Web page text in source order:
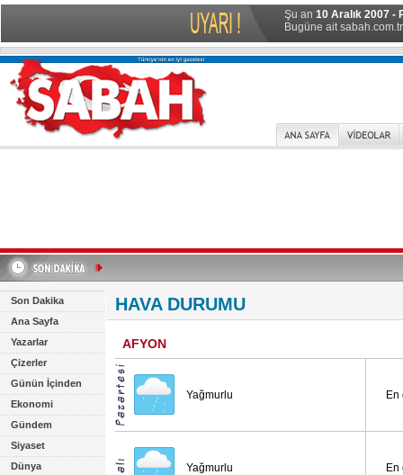
Şu an 10 Aralık 2007 -
Bugüne ait
Son Dakika
Ana Sayfa
Yazarlar
Çizerler
Günün İçinden
Ekonomi
Gündem
Siyaset
Dünya
HAVA DURUMU
AFYON
Yağmurlu En
Yağmurlu En